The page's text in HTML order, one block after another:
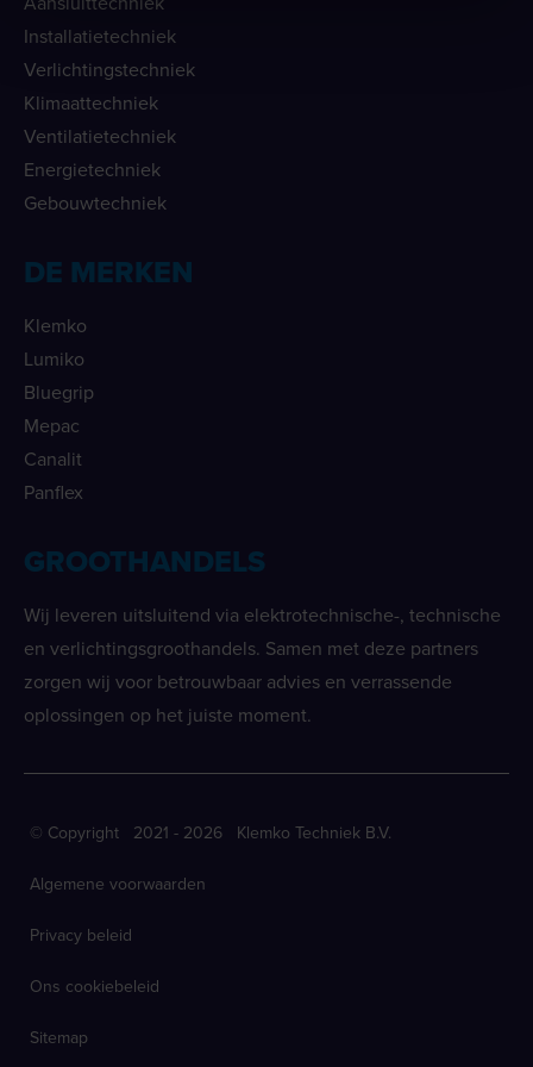
Installatietechniek
Verlichtingstechniek
Klimaattechniek
Ventilatietechniek
Energietechniek
Gebouwtechniek
DE MERKEN
Klemko
Lumiko
Bluegrip
Mepac
Canalit
Panflex
GROOTHANDELS
Wij leveren uitsluitend via elektrotechnische-, technische
en verlichtingsgroothandels. Samen met deze partners
zorgen wij voor betrouwbaar advies en verrassende
oplossingen op het juiste moment.
© Copyright 2021 - 2026 Klemko Techniek B.V.
Algemene voorwaarden
Privacy beleid
Ons cookiebeleid
Sitemap